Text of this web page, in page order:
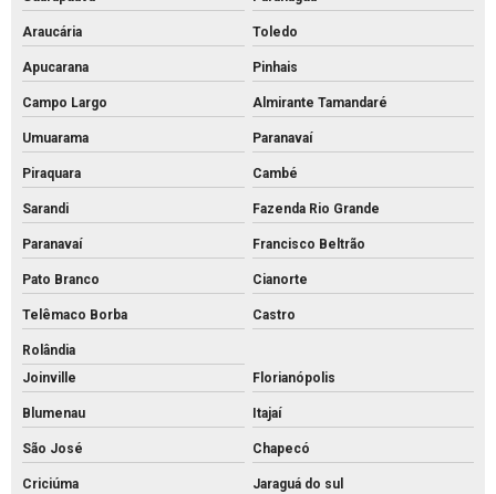
Piso pvs concreto
Piso tátil de concreto 25x25
Piso tátil concreto preço m2
Piso tátil de concreto preço
Piso tátil concreto venda
Piso tátil de concreto
Piso tátil direcional concreto
Preço bloco de concreto 9x19x39
Preço bloco de concreto para calçada
Preço bloco de concreto estrutural
Preço bloco de concreto para muro
Araucária Toledo
Apucarana Pinhais
Campo Largo Almirante Tamandaré
Umuarama Paranavaí
Piraquara Cambé
Sarandi Fazenda Rio Grande
Paranavaí Francisco Beltrão
Pato Branco Cianorte
Telêmaco Borba Castro
Rolândia
Joinville
Florianópolis
Blumenau Itajaí
São José Chapecó
Criciúma Jaraguá do sul